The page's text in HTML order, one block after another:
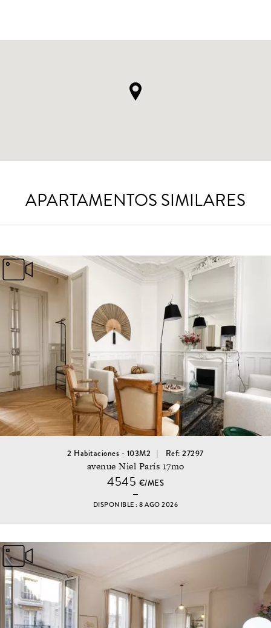
APARTAMENTOS SIMILARES
2 Habitaciones - 103M2 Ref: 27297
avenue Niel París 17mo
4545 €/MES
DISPONIBLE : 8 AGO 2026